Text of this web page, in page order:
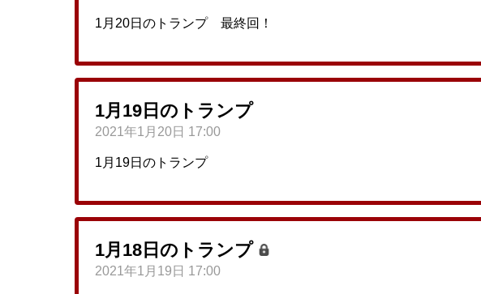
1月20日のトランプ 最終回！
1月19日のトランプ
2021年1月20日 17:00
1月19日のトランプ
1月18日のトランプ
2021年1月19日 17:00